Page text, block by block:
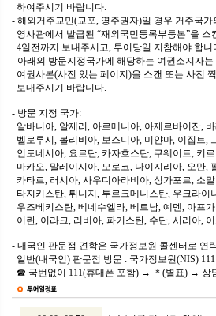
하여주시기 바랍니다.
- 해외거주교민(교포, 영주권자)일 경우 거주국가
영사관에서 발급된 “재외국민등록부등본”을 스
4일전까지 보내주시고, 투어당일 지참해야 합니
- 아래의 방문지정국가에 해당하는 여권소지자는
여권사본(사진 있는 페이지)을 스캔 또는 사진
보내주시기 바랍니다.
- 방문 지정 국가:
알바니아, 알제리, 아르메니아, 아제르바이잔,
벨로루시, 볼리비아, 보스니아, 미얀마, 이집트,
인도네시아, 요르단, 카자흐스탄, 쿠웨이트, 키
마카오, 말레이시아, 모로코, 나이지리아, 오만,
카타르, 러시아, 사우디아라비아, 싱가포르, 소
타지키스탄, 튀니지, 투르크메니스탄, 우크라이
우즈베키스탄, 베네수엘라, 베트남, 예멘, 아프
이란, 이라크, 리비아, 파키스탄, 수단, 시리아,
- 내국인 판문점 견학은 국가정보원 콜센터로 연
일반(내국인) 판문점 방문 : 국가정보원(NIS)
☎ 국번없이 111(휴대폰 포함) → ＊(별표) → 상